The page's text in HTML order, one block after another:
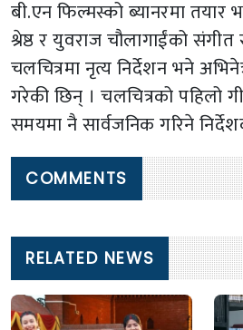
बी.एन फिल्मस्को ब्यानरमा तयार
श्रेष्ठ र युवराज चौलागाईंको
चलचित्रमा नृत्य निर्देशन भने
गरेकी छिन् । चलचित्रको पहिलो
समयमा नै सार्वजनिक गरिने
COMMENTS
RELATED NEWS